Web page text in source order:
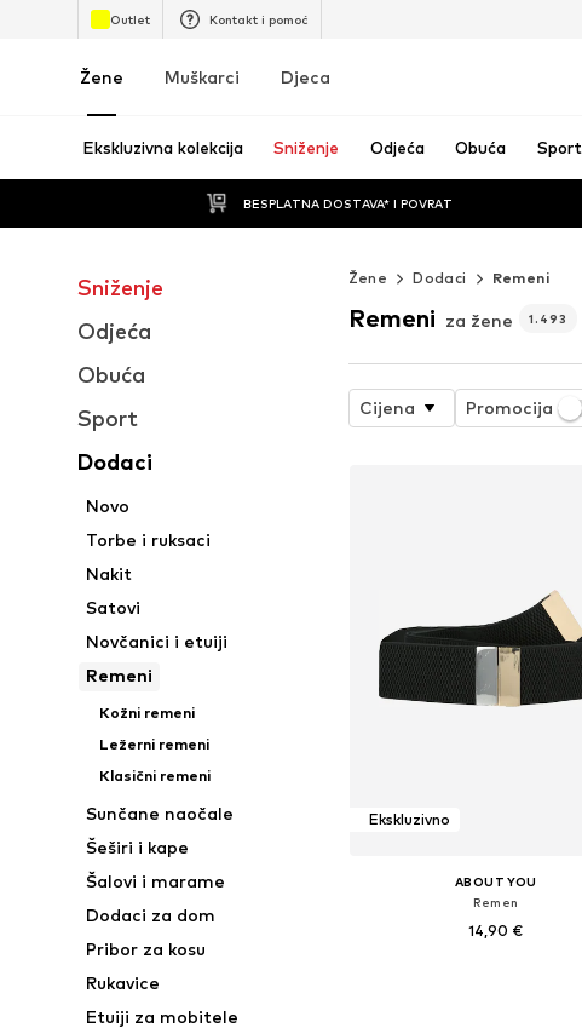
Outlet Kontakt i pomoć
Žene Muškarci Djeca
Ekskluzivna kolekcija Sniženje Odjeća Obuća Sport
BESPLATNA DOSTAVA* I POVRAT
Sniženje
Odjeća
Obuća
Sport
Dodaci
Novo
Torbe i ruksaci
Nakit
Satovi
Novčanici i etuiji
Remeni
Kožni remeni
Ležerni remeni
Klasični remeni
Sunčane naočale
Šeširi i kape
Šalovi i marame
Dodaci za dom
Pribor za kosu
Rukavice
Etuiji za mobitele
Žene Dodaci Remeni
Remeni za žene 1.493
Cijena Promocija
Ekskluzivno
ABOUT YOU
Remen
14,90 €